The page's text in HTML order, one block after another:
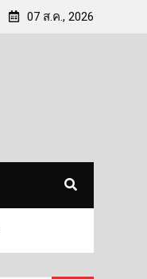
2026 โชว์ศักยภาพ สุด
07 ส.ค., 2026